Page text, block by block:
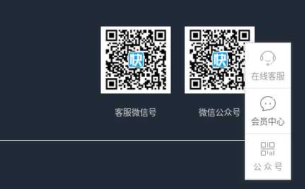
在线客服
会员中心
公 众 号
微信公众号
客服微信号